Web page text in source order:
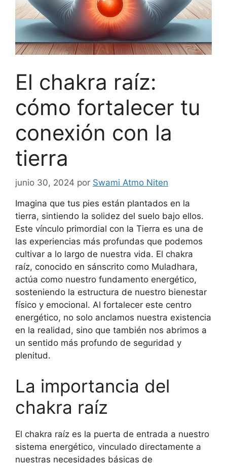
El chakra raíz:
cómo fortalecer tu
conexión con la
tierra
junio 30, 2024 por Swami Atmo Niten
Imagina que tus pies están plantados en la
tierra, sintiendo la solidez del suelo bajo ellos.
Este vínculo primordial con la Tierra es una de
las experiencias más profundas que podemos
cultivar a lo largo de nuestra vida. El chakra
raíz, conocido en sánscrito como Muladhara,
actúa como nuestro fundamento energético,
sosteniendo la estructura de nuestro bienestar
físico y emocional. Al fortalecer este centro
energético, no solo anclamos nuestra existencia
en la realidad, sino que también nos abrimos a
un sentido más profundo de seguridad y
plenitud.
La importancia del
chakra raíz
El chakra raíz es la puerta de entrada a nuestro
sistema energético, vinculado directamente a
nuestras necesidades básicas de